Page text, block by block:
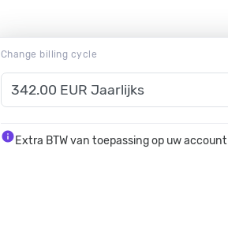
Change billing cycle
infoExtra BTW van toepassing op uw account